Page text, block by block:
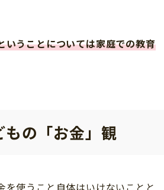
いうことについては家庭での教育
の「お金」観